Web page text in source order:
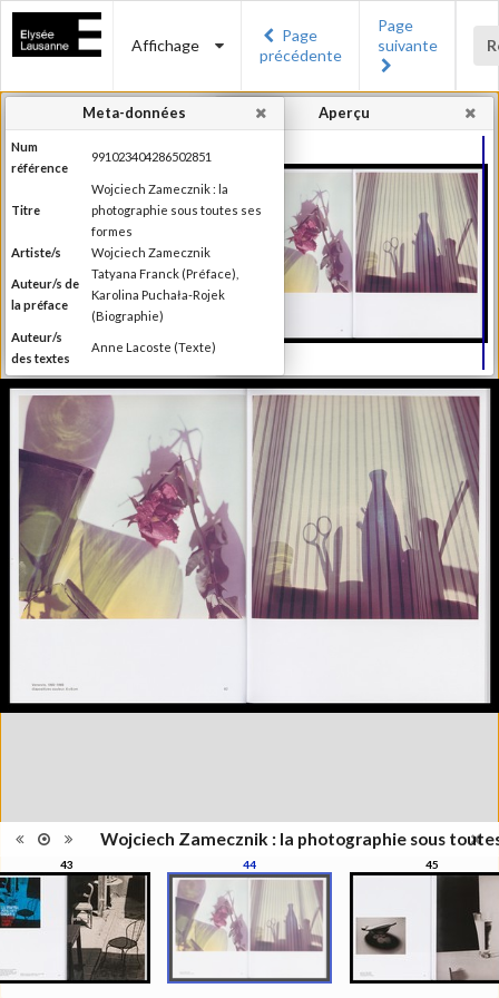
Affichage
Page
précédente
Page
suivante
Wojciech Zamecznik : la photographie sous
43 44 45
Aperçu
Meta-données
Num
référence
991023404286502851
Titre
Wojciech Zamecznik : la
photographie sous toutes ses
formes
Artiste/s
Wojciech Zamecznik
Auteur/s de
la préface
Tatyana Franck (Préface),
Karolina Puchała-Rojek
(Biographie)
Auteur/s
des textes
Anne Lacoste (Texte)
Editeur
Les éditions Noir sur Blanc
Lieu
d'édition
Date
d'édition
2016
Information
édition
Publié à l'occasion de
l'exposition : "Wojciech
Zamecznik, la photographie sous
toutes ses formes", Musée de
l'Elysée, Lausanne, 21
septembre - 31 décembre 2016
Catégorie
Revues, Journaux
Nombre de